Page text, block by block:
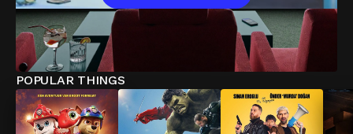
POPULAR THINGS